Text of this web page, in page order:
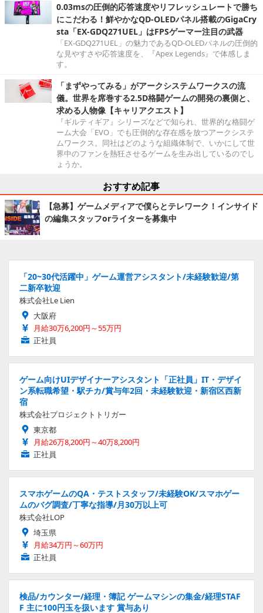
0.03msの圧倒的応答速度やリフレッシュレートで勝ち
にこだわる！鮮やかなQD-OLEDパネル搭載のGigaCry
sta「EX-GDQ271UEL」はFPSゲーマー注目の武器
「EX-GDQ271UEL」の魅力であるQD-OLEDパネルの圧倒的
な見やすさや応答速度を、『Apex Legends』で体感しま
す。
「まずやってみる」がアークシステムワークスの流
儀。世界を席巻する2.5D格闘ゲームの開発の裏側と、
求める人物像【キャリアクエスト】
『ギルティギア』シリーズなどで知られ、世界的な格闘ゲ
ーム大会「EVO」でも圧倒的な存在感を放つアークシステ
ムワークス。同社はどのような組織体制で、いかにして世
界中のファンを熱狂させるゲームを生み出しているのでし
ょうか。
おすすめ記事
【急募】ゲームメディアで僕らとテレワーク！インサイド
の編集スタッフorライターを募集中
「20~30代活躍中」ゲーム運営アシスタント/未経験歓迎/第
二新卒歓迎
株式会社Le Lien
大阪府
月給30万6,200円～55万円
正社員
ゲーム向けUIデザイナーアシスタント「正社員」IT・デザイ
ン系転職希望・駅チカ/賞与年2回・未経験歓迎・新宿区西新
宿
株式会社プロジェクトトリガー
東京都
月給26万8,200円～40万8,200円
正社員
スマホゲームのQA・テストスタッフ/未経験OK/スマホゲー
ムのバグ調査/丁寧な指導/月30万以上可
株式会社LOP
埼玉県
月給34万円～60万円
正社員
検品/カウンター/経理・簿記 ゲームマシンの集金/経理STAF
F 主に100円玉を扱います 賞与あり